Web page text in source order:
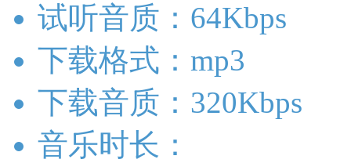
试听音质：64Kbps
下载格式：mp3
下载音质：320Kbps
音乐时长：